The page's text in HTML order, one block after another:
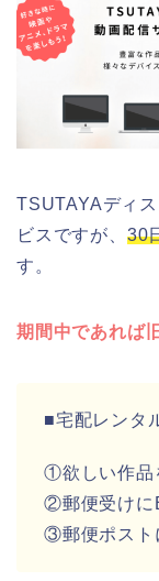
TSUTAYAディ
ビスですが、 30
す。
期間中であれば
■宅配レンタ
①欲しい作品
②郵便受けに
③郵便ポスト